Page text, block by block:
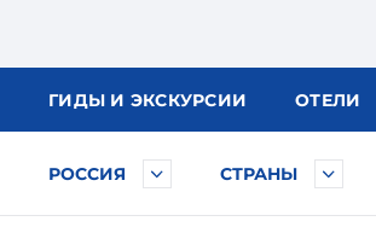
ГИДЫ И ЭКСКУРСИИ ОТЕЛИ
РОССИЯ СТРАНЫ